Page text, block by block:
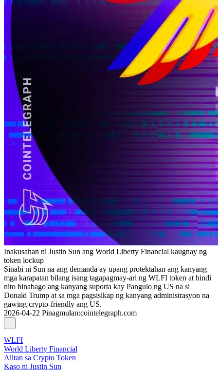
Inakusahan ni Justin Sun ang World Liberty Financial kaugnay ng
token lockup
Sinabi ni Sun na ang demanda ay upang protektahan ang kanyang
mga karapatan bilang isang tagapagmay-ari ng WLFI token at hindi
nito binabago ang kanyang suporta kay Pangulo ng US na si
Donald Trump at sa mga pagsisikap ng kanyang administrasyon na
gawing crypto-friendly ang US.
2026-04-22 Pinagmulan:cointelegraph.com
WLFI
World Liberty Financial
Alitan sa Crypto Token
Kaso ni Justin Sun